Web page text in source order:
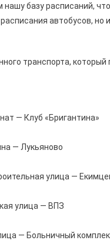
базу расписаний,
автобусов, но
транспорта,
— Клуб «Бригантина»
— Лукьяново
улица —
улица — ВПЗ
— Больничный